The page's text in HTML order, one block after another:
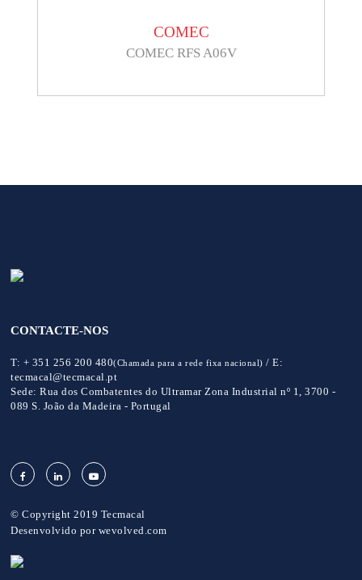
COMEC
COMEC RFS A06V
CONTACTE-NOS
T: + 351 256 200 480(Chamada para a rede fixa nacional) /E:
tecmacal@tecmacal.pt
Sede: Rua dos Combatentes do Ultramar Zona Industrial nº 1, 3700 -
089 S. João da Madeira - Portugal
© Copyright 2019 Tecmacal
Desenvolvido por wevolved.com